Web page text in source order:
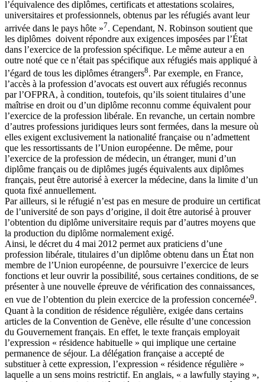
l’équivalence des diplômes, certificats et attestations scolaires,
universitaires et professionnels, obtenus par les réfugiés avant leur
arrivée dans le pays hôte »7. Cependant, N. Robinson soutient que
les diplômes doivent répondre aux exigences imposées par l’État
dans l’exercice de la profession spécifique. Le même auteur a en
outre noté que ce n’était pas spécifique aux réfugiés mais appliqué à
l’égard de tous les diplômes étrangers8. Par exemple, en France,
l’accès à la profession d’avocats est ouvert aux réfugiés reconnus
par l’OFPRA, à condition, toutefois, qu’ils soient titulaires d’une
maîtrise en droit ou d’un diplôme reconnu comme équivalent pour
l’exercice de la profession libérale. En revanche, un certain nombre
d’autres professions juridiques leurs sont fermées, dans la mesure où
elles exigent exclusivement la nationalité française ou n’admettent
que les ressortissants de l’Union européenne. De même, pour
l’exercice de la profession de médecin, un étranger, muni d’un
diplôme français ou de diplômes jugés équivalents aux diplômes
français, peut être autorisé à exercer la médecine, dans la limite d’un
quota fixé annuellement.
Par ailleurs, si le réfugié n’est pas en mesure de produire un certificat
de l’université de son pays d’origine, il doit être autorisé à prouver
l’obtention du diplôme universitaire requis par d’autres moyens que
la production du diplôme normalement exigé.
Ainsi, le décret du 4 mai 2012 permet aux praticiens d’une
profession libérale, titulaires d’un diplôme obtenu dans un État non
membre de l’Union européenne, de poursuivre l’exercice de leurs
fonctions et leur ouvrir la possibilité, sous certaines conditions, de se
présenter à une nouvelle épreuve de vérification des connaissances,
en vue de l’obtention du plein exercice de la profession concernée9.
Quant à la condition de résidence régulière, exigée dans certains
articles de la Convention de Genève, elle résulte d’une concession
du Gouvernement français. En effet, le texte français employait
l’expression « résidence habituelle » qui implique une certaine
permanence de séjour. La délégation française a accepté de
substituer à cette expression, l’expression « résidence régulière »
laquelle a un sens moins restrictif. En anglais, « a lawfully staying »,